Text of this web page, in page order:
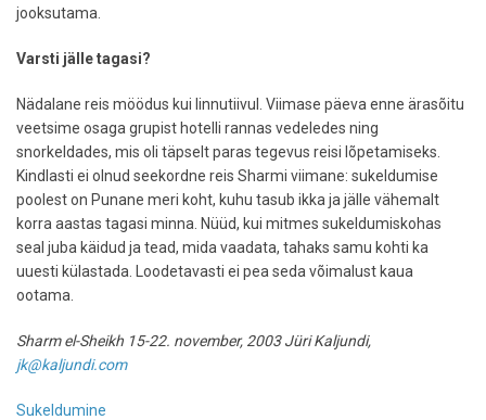
jooksutama.
Varsti jälle tagasi?
Nädalane reis möödus kui linnutiivul. Viimase päeva enne ärasõitu
veetsime osaga grupist hotelli rannas vedeledes ning
snorkeldades, mis oli täpselt paras tegevus reisi lõpetamiseks.
Kindlasti ei olnud seekordne reis Sharmi viimane: sukeldumise
poolest on Punane meri koht, kuhu tasub ikka ja jälle vähemalt
korra aastas tagasi minna. Nüüd, kui mitmes sukeldumiskohas
seal juba käidud ja tead, mida vaadata, tahaks samu kohti ka
uuesti külastada. Loodetavasti ei pea seda võimalust kaua
ootama.
Sharm el-Sheikh 15-22. november, 2003 Jüri Kaljundi,
jk@kaljundi.com
Sukeldumine